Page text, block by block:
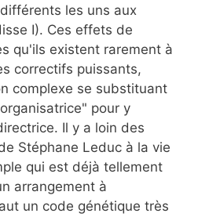
les uns aux
I). Ces effets de
qu'ils existent rarement à
correctifs puissants,
complexe se substituant
pour y
Il y a loin des
Stéphane Leduc à la vie
qui est déjà tellement
arrangement à
un code génétique très